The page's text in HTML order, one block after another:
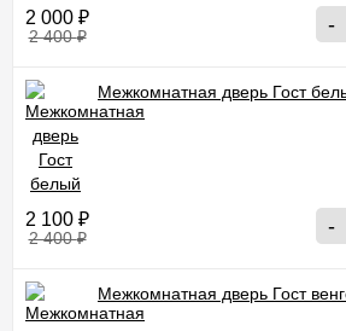
2 000 ₽
2 400₽ -
Межкомнатная дверь Гост
2 100 ₽
2 400₽ -
Межкомнатная дверь Гост